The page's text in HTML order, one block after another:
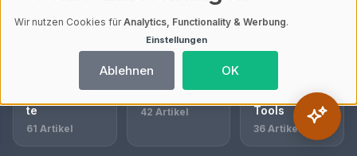
105 Artikel
Post
Presseberich
te
61 Artikel
Börsen
42 Artikel
Nützliche
Tools
36 Artikel
Wir nutzen Cookies fürAnalytics, Functionality & Werbung.
Einstellungen
Ablehnen OK